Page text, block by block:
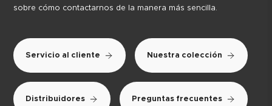
sobre cómo contactarnos de la manera más sencilla.
Servicio al cliente Nuestra colección
Distribuidores Preguntas frecuentes